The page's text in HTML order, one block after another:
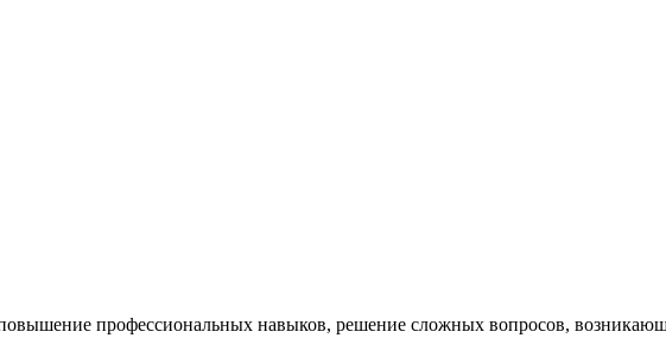
профессиональных навыков, решение сложных вопросов,